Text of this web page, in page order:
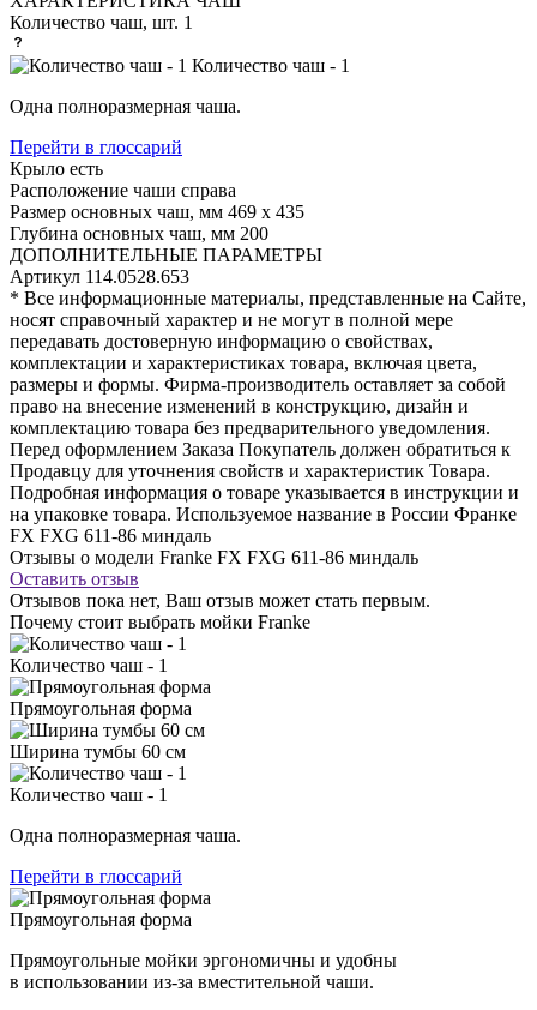
Количество чаш, шт. 1
Количество чаш - 1
Одна полноразмерная чаша.
Перейти в глоссарий
Крыло есть
Расположение чаши справа
Размер основных чаш, мм 469 х 435
Глубина основных чаш, мм 200
ДОПОЛНИТЕЛЬНЫЕ ПАРАМЕТРЫ
Артикул 114.0528.653
* Все информационные материалы, представленные на Сайте,
носят справочный характер и не могут в полной мере
передавать достоверную информацию о свойствах,
комплектации и характеристиках товара, включая цвета,
размеры и формы. Фирма-производитель оставляет за собой
право на внесение изменений в конструкцию, дизайн и
комплектацию товара без предварительного уведомления.
Перед оформлением Заказа Покупатель должен обратиться к
Продавцу для уточнения свойств и характеристик Товара.
Подробная информация о товаре указывается в инструкции и
на упаковке товара. Используемое название в России Франке
FX FXG 611-86 миндаль
Отзывы о модели Franke FX FXG 611-86 миндаль
Оставить отзыв
Отзывов пока нет, Ваш отзыв может стать первым.
Почему стоит выбрать мойки Franke
Количество чаш - 1
Прямоугольная форма
Ширина тумбы 60 см
Количество чаш - 1
Одна полноразмерная чаша.
Перейти в глоссарий
Прямоугольная форма
Прямоугольные мойки эргономичны и удобны
в использовании из-за вместительной чаши.